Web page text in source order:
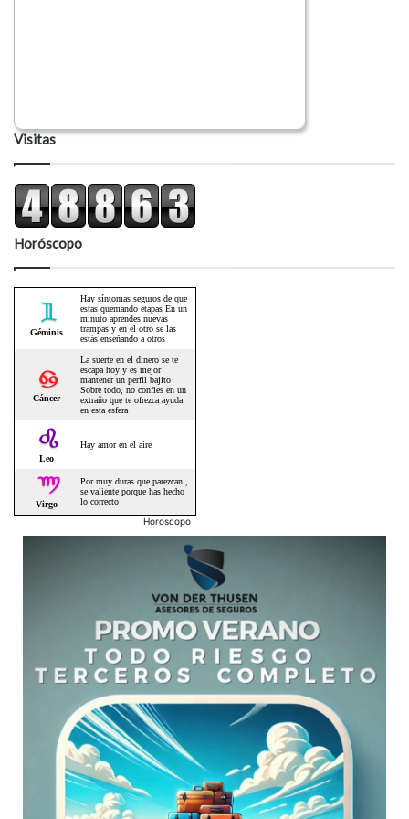
Visitas
Horóscopo
Horoscopo